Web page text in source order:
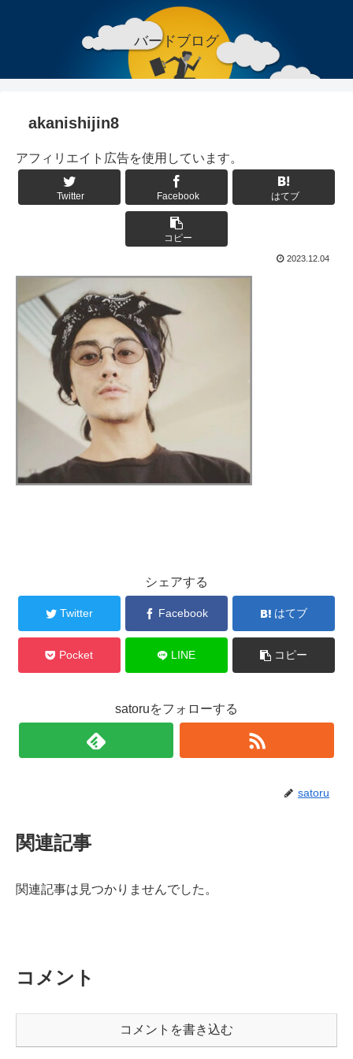
バードブログ
akanishijin8
アフィリエイト広告を使用しています。
Twitter Facebook はてブ
コピー
2023.12.04
シェアする
Twitter Facebook はてブ
Pocket LINE コピー
satoruをフォローする
satoru
関連記事
関連記事は見つかりませんでした。
コメント
コメントを書き込む